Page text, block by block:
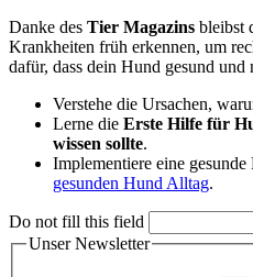
Danke des Tier Magazins bleibst
Krankheiten früh erkennen, um
dafür, dass dein Hund gesund und
Verstehe die Ursachen,
Lerne die Erste Hilfe für
wissen sollte.
Implementiere eine
gesunden Hund Alltag.
Do not fill this field
Unser Newsletter